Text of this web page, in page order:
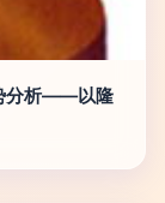
分析——以隆